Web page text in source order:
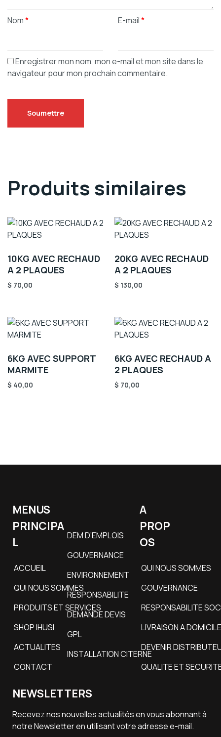
Nom* E-mail*
Enregistrer mon nom, mon e-mail et mon site dans le
navigateur pour mon prochain commentaire.
Produits similaires
10KG AVEC RECHAUD
A 2 PLAQUES
$ 70,00
20KG AVEC RECHAUD
A 2 PLAQUES
$ 130,00
6KG AVEC SUPPORT
MARMITE
$ 40,00
6KG AVEC RECHAUD A
2 PLAQUES
$ 70,00
MENUS
PRINCIPA
L
ACCUEIL
QUI NOUS SOMMES
PRODUITS ET SERVICES
SHOP IHUSI
ACTUALITES
CONTACT
DEM D’EMPLOIS
GOUVERNANCE
ENVIRONNEMENT
RESPONSABILITE
DEMANDE DEVIS
GPL
INSTALLATION CITERNE
A
PROP
OS
QUI NOUS SOMMES
GOUVERNANCE
RESPONSABILITE
LIVRAISON A DOMICILE
DEVENIR
QUALITE ET
NEWSLETTERS
Recevez nos nouvelles actualités en vous abonnant à
notre Newsletter en utilisant votre adresse e-mail.